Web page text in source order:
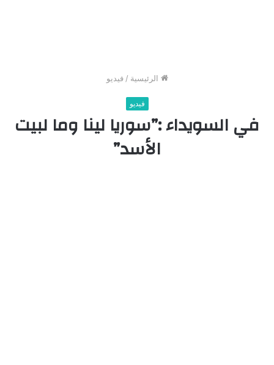
الرئيسية / فيديو
فيديو
في السويداء :”سوريا لينا وما لبيت
الأسد”